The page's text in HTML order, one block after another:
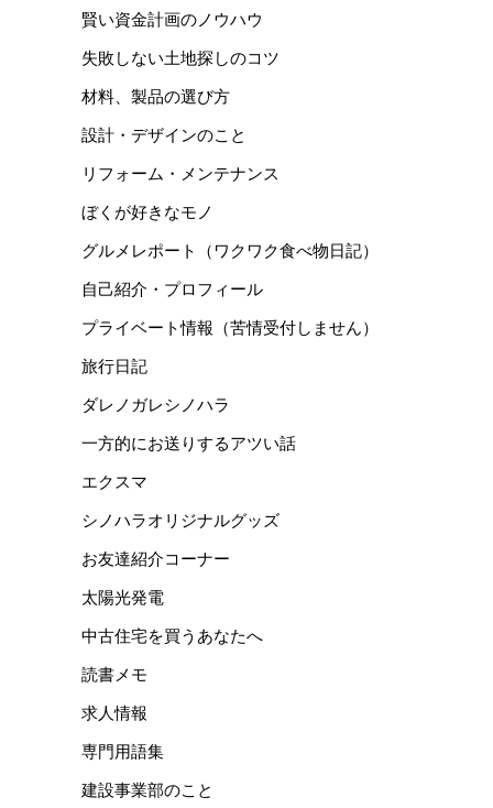
賢い資金計画のノウハウ
失敗しない土地探しのコツ
材料、製品の選び方
設計・デザインのこと
リフォーム・メンテナンス
ぼくが好きなモノ
グルメレポート（ワクワク食べ物日記）
自己紹介・プロフィール
プライベート情報（苦情受付しません）
旅行日記
ダレノガレシノハラ
一方的にお送りするアツい話
エクスマ
シノハラオリジナルグッズ
お友達紹介コーナー
太陽光発電
中古住宅を買うあなたへ
読書メモ
求人情報
専門用語集
建設事業部のこと